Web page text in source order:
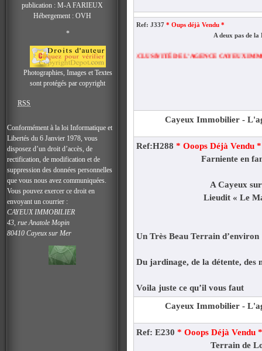
publication : M-A FARIEUX
Hébergement : OVH
*
Photographies, Images et Textes
sont protégés par copyright
RSS
Conformément à la loi Informatique et
Libertés du 6 Janvier 1978, vous
disposez d’un droit d’accès, de
rectification, de modification et de
suppression des données personnelles
que vous nous avez communiquées.
Vous pouvez exercer ce droit en
envoyant un courrier :
CAYEUX IMMOBILIER
43, rue Anatole Mopin
80410 Cayeux sur Mer
Ref: J337 * Oups déjà Vendu *
A deux pas de la
EXCLUSIVITÉ DE L’AGENCE CAYEUX IMMOBILIER
Cayeux Immobilier -
Ref:H288 * Ooops Déjà Vendu *
Farniente en
A Cayeux
Lieudit « Le
Un Très Beau Terrain d’environ
Du jardinage, de la détente, des
Voila juste ce qu’il vous faut
Cayeux Immobilier -
Ref: E230 * Ooops Déjà Vendu *
Terrain de